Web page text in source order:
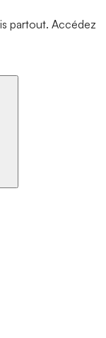
partout. Accédez